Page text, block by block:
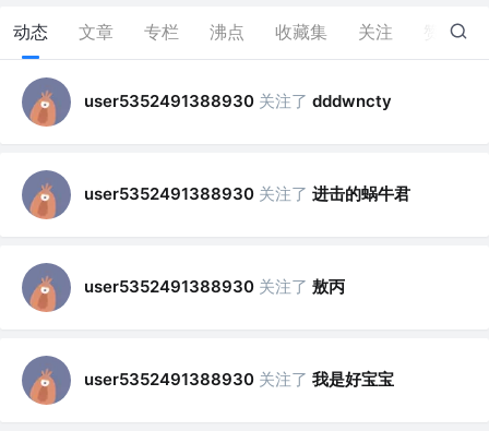
动态 文章 专栏 沸点 收藏集 关注 0
user5352491388930 关注了 dddwncty
user5352491388930 关注了 进击的蜗牛君
user5352491388930 关注了 敖丙
user5352491388930 关注了 我是好宝宝